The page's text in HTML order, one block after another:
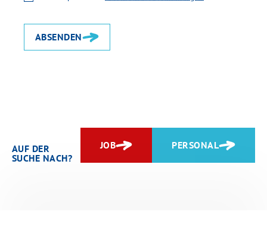
ABSENDEN
AUF DER
SUCHE NACH?
JOB PERSONAL